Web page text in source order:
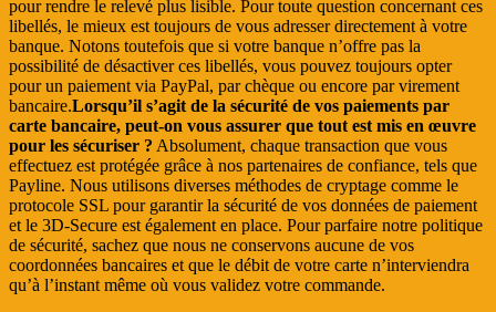
pour rendre le relevé plus lisible. Pour toute question concernant ces
libellés, le mieux est toujours de vous adresser directement à votre
banque. Notons toutefois que si votre banque n’offre pas la
possibilité de désactiver ces libellés, vous pouvez toujours opter
pour un paiement via PayPal, par chèque ou encore par virement
bancaire.Lorsqu’il s’agit de la sécurité de vos paiements par
carte bancaire, peut-on vous assurer que tout est mis en œuvre
pour les sécuriser ? Absolument, chaque transaction que vous
effectuez est protégée grâce à nos partenaires de confiance, tels que
Payline. Nous utilisons diverses méthodes de cryptage comme le
protocole SSL pour garantir la sécurité de vos données de paiement
et le 3D-Secure est également en place. Pour parfaire notre politique
de sécurité, sachez que nous ne conservons aucune de vos
coordonnées bancaires et que le débit de votre carte n’interviendra
qu’à l’instant même où vous validez votre commande.